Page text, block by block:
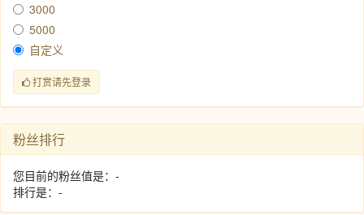
3000
5000
自定义
打赏请先登录
粉丝排行
您目前的粉丝值是：-
排行是：-